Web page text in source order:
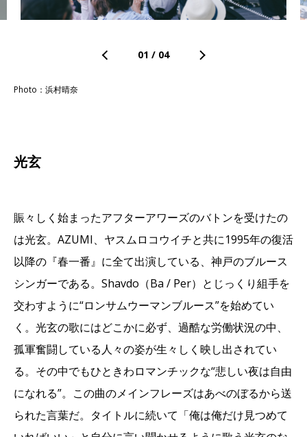
01 / 04
Photo：浜村晴奈
光玄
賑々しく始まったアフターアワーズのバトンを受けたの
は光玄。AZUMI、ヤスムロコウイチと共に1995年の復活
以降の『春一番』に全て出演している、神戸のブルース
シンガーである。Shavdo（Ba / Per）とじっくり組手を
交わすように“ロンサムウーマンブルース”を始めてい
く。光玄の歌にはどこかに必ず、過酷な労働状況の中、
孤軍奮闘している人々の姿が生々しく映し出されてい
る。その中でもひときわロマンチックな“悲しい夜は自由
になれる”。この曲のメインフレーズはあべのぼるから送
られた言葉だ。タイトルに続いて「俺は俺だけ見つめて